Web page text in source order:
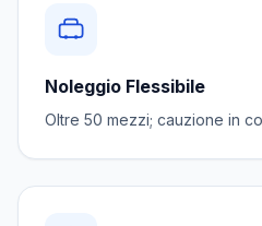
Noleggio Flessibile
Oltre 50 mezzi; cauzione in